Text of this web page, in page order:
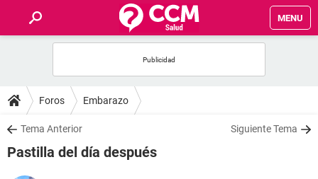
MENU
FOROS
SALUD
Foros Embarazo
Tema Anterior Siguiente Tema
Pastilla del día después